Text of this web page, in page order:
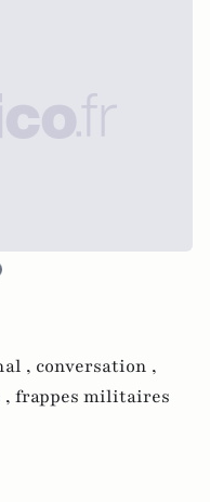
, conversation ,
, frappes militaires